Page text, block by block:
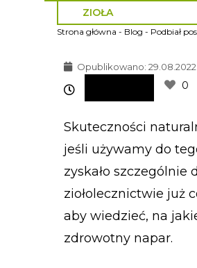
ZIOŁA
Strona główna - Blog - Podbiał
Opublikowano: 29.08.2022
0
Skuteczności
jeśli używamy do
zyskało szczególnie
ziołolecznictwie już
aby wiedzieć, na
zdrowotny napar.